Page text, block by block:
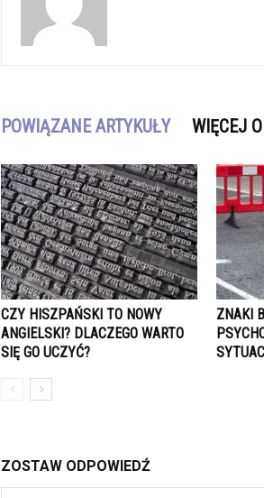
POWIĄZANE ARTYKUŁY WIĘCEJ
CZY HISZPAŃSKI TO NOWY
ANGIELSKI? DLACZEGO WARTO
SIĘ GO UCZYĆ?
ZNAKI
ZOSTAW ODPOWIEDŹ